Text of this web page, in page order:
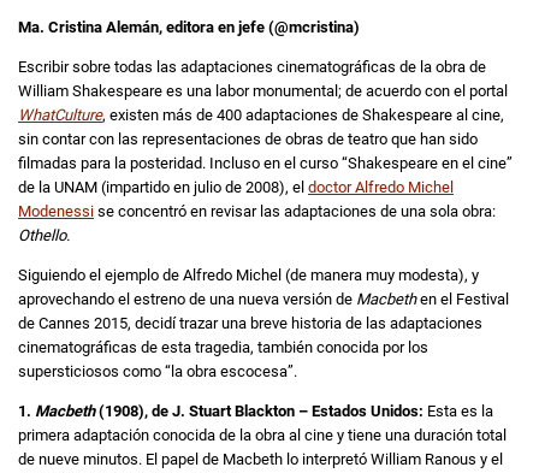
Ma. Cristina Alemán, editora en jefe (@mcristina)
Escribir sobre todas las adaptaciones cinematográficas de la obra de
William Shakespeare es una labor monumental; de acuerdo con el portal
WhatCulture, existen más de 400 adaptaciones de Shakespeare al cine,
sin contar con las representaciones de obras de teatro que han sido
filmadas para la posteridad. Incluso en el curso “Shakespeare en el cine”
de la UNAM (impartido en julio de 2008), el doctor Alfredo Michel
Modenessi se concentró en revisar las adaptaciones de una sola obra:
Othello.
Siguiendo el ejemplo de Alfredo Michel (de manera muy modesta), y
aprovechando el estreno de una nueva versión de Macbethen el Festival
de Cannes 2015, decidí trazar una breve historia de las adaptaciones
cinematográficas de esta tragedia, también conocida por los
supersticiosos como “la obra escocesa”.
1. Macbeth(1908), de J. Stuart Blackton – Estados Unidos: Esta es la
primera adaptación conocida de la obra al cine y tiene una duración total
de nueve minutos. El papel de Macbeth lo interpretó William Ranous y el